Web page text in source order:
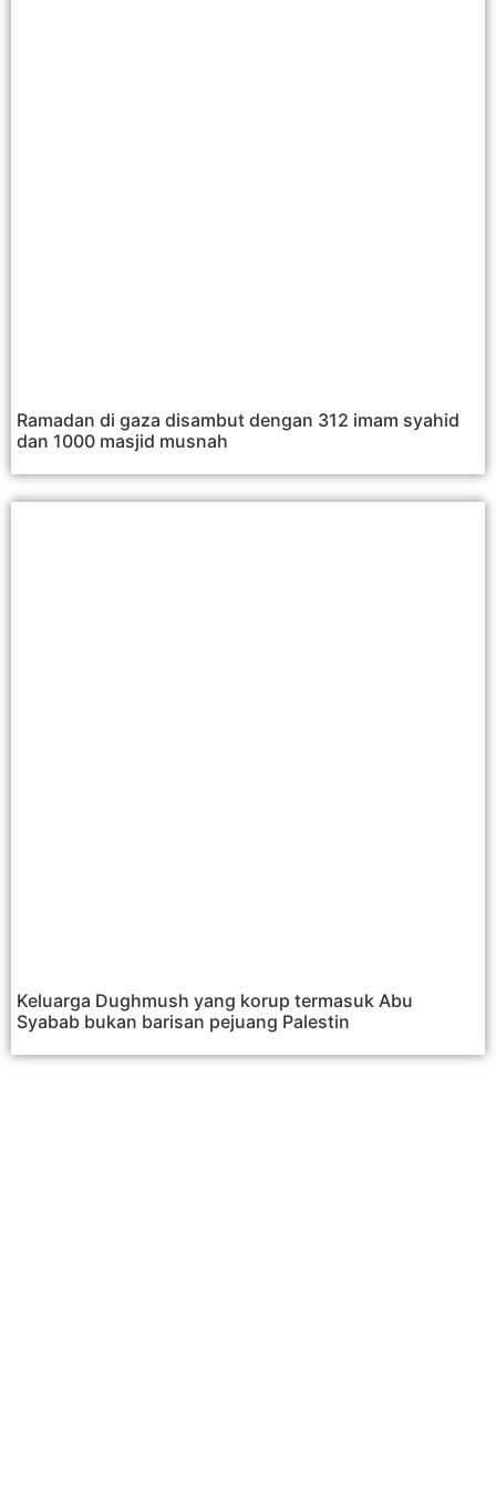
Ramadan di gaza disambut dengan 312 imam syahid
dan 1000 masjid musnah
Keluarga Dughmush yang korup termasuk Abu
Syabab bukan barisan pejuang Palestin